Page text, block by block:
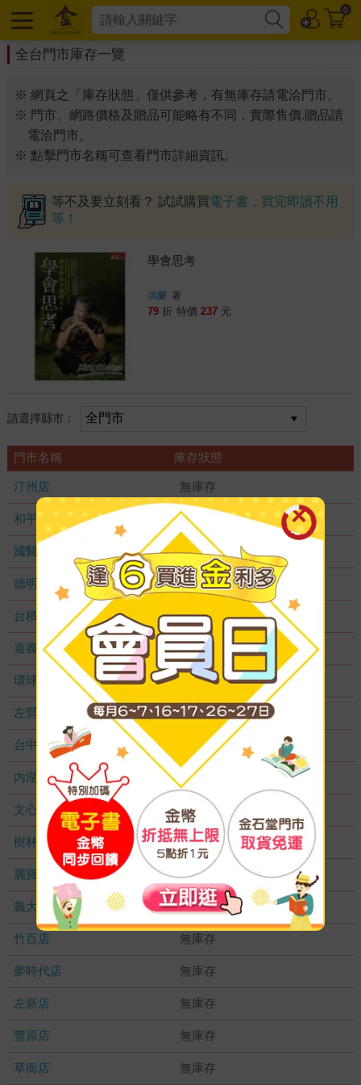
0
全台門市庫存一覽
※ 網頁之「庫存狀態」僅供參考，有無庫存請電洽門市。
※ 門市、網路價格及贈品可能略有不同，實際售價.贈品請
電洽門市。
※ 點擊門市名稱可查看門市詳細資訊。
等不及要立刻看？ 試試購買電子書，買完即讀不用
等！
學會思考
洪蘭 著
79 折 特價 237 元
請選擇縣市：
門市名稱 庫存狀態
汀州店 無庫存
和平店 無庫存
國醫加盟店 無庫存
德明加盟店 無庫存
台積店 無庫存
嘉義耐斯店 無庫存
環球店 無庫存
左營店 無庫存
台中秀泰店 無庫存
內湖大潤發 無庫存
文心店 無庫存
樹林店 無庫存
麗寶店 無庫存
義大店 無庫存
竹百店 無庫存
夢時代店 無庫存
左新店 無庫存
豐原店 無庫存
草衙店 無庫存